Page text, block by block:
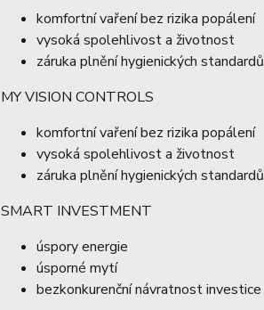
komfortní vaření bez rizika popálení
vysoká spolehlivost a životnost
záruka plnění hygienických standardů
MY VISION CONTROLS
komfortní vaření bez rizika popálení
vysoká spolehlivost a životnost
záruka plnění hygienických standardů
SMART INVESTMENT
úspory energie
úsporné mytí
bezkonkurenční návratnost investice